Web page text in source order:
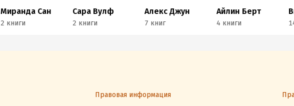
Миранда Сан
2 книги
Сара Вулф
2 книги
Алекс Джун
7 книг
Айлин Берт
4 книги
Правовая информация